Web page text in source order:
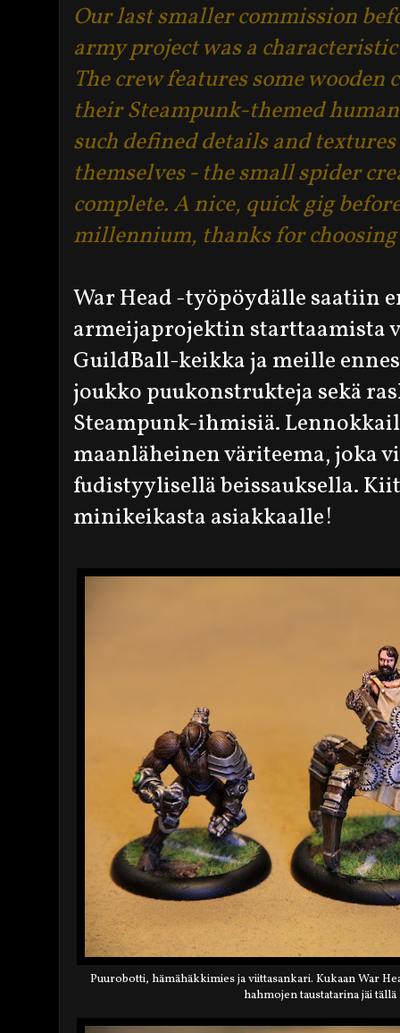
Our last smaller commission
army project was a
The crew features some
their Steampunk-themed
such defined details and
themselves - the small spider
complete. A nice, quick gig
millennium, thanks for
War Head -työpöydälle saatiin
armeijaprojektin starttaamista
GuildBall-keikka ja meille
joukko puukonstrukteja sekä
Steampunk-ihmisiä.
maanläheinen väriteema, joka
fudistyylisellä beissauksella.
minikeikasta asiakkaalle!
Puurobotti, hämähäkkimies ja viittasankari. Kukaan War
hahmojen taustatarina jäi